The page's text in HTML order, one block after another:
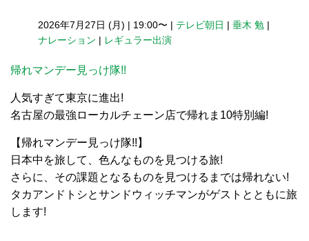
2026年7月27日 (月) | 19:00〜 | テレビ朝日 | 垂木 勉 |
ナレーション | レギュラー出演
帰れマンデー見っけ隊!!
人気すぎて東京に進出!
名古屋の最強ローカルチェーン店で帰れま10特別編!
【帰れマンデー見っけ隊!!】
日本中を旅して、色んなものを見つける旅!
さらに、その課題となるものを見つけるまでは帰れない!
タカアンドトシとサンドウィッチマンがゲストとともに旅
します!